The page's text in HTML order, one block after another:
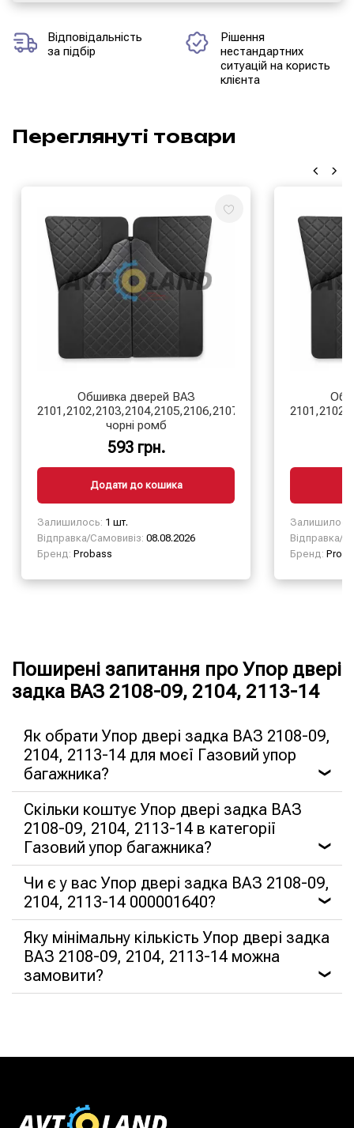
Відповідальність
за підбір
Рішення
нестандартних
ситуацій на користь
клієнта
Переглянуті товари
Обшивка дверей ВАЗ
2101,2102,2103,2104,2105,2106,2107
чорні ромб
593 грн.
Додати до кошика
Залишилось: 1 шт.
Відправка/Самовивіз: 08.08.2026
Бренд: Probass
Відправка/
Бренд:
Поширені запитання про Упор двері
задка ВАЗ 2108-09, 2104, 2113-14
Як обрати Упор двері задка ВАЗ 2108-09,
2104, 2113-14 для моєї Газовий упор
багажника?
❯
Скільки коштує Упор двері задка ВАЗ
2108-09, 2104, 2113-14 в категорії
Газовий упор багажника?
❯
Чи є у вас Упор двері задка ВАЗ 2108-09,
2104, 2113-14 000001640?
❯
Яку мінімальну кількість Упор двері задка
ВАЗ 2108-09, 2104, 2113-14 можна
замовити?
❯